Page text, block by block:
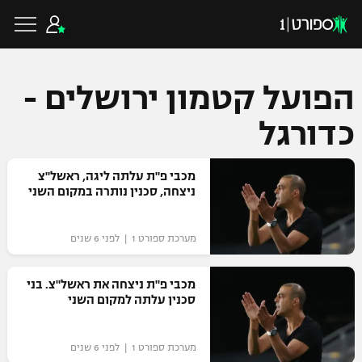
כדורגל ישראלי
ליגת העל
ליגה לאומית
גביע הטוטו
ליגיונרים
גביע המדינה
כדורגל עולמי
ליגת האלופות
ליגה אירופית
ליגה אנגלית
כדורסל ישראלי
ליגת ווינר סל
ליגה לאומית
כדורסל עולמי
NBA
הפועל קטמון ירושלים -
כדורגל
מכבי פ"ת עלתה ליגה, ראשל"צ
ניצחה, סכנין נותרה במקום השני
מערכת ספורט 1 | לפני 6 שנים
מכבי פ"ת ניצחה את ראשל"צ. בני
סכנין עלתה למקום השני
מערכת ספורט 1 | לפני 6 שנים